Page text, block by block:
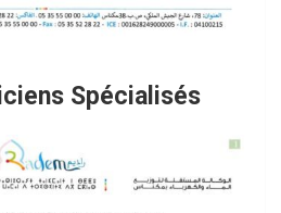
Spécialisés